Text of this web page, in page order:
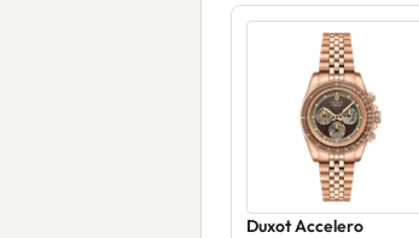
Duxot Accelero